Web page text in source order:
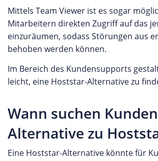
Uhr zur Verfügung steht. Du kannst
Webseite eine eigene Bewertung für
Webhosting abgeben oder die
anderer Kunden mit dem Anbieter
Mittels Team Viewer ist es sogar
Mitarbeitern direkten Zugriff auf das
einzuräumen, sodass Störungen aus
behoben werden können.
Im Bereich des Kundensupports
leicht, eine Hoststar-Alternative zu
Wann suchen
Alternative zu
Eine Hoststar-Alternative könnte für